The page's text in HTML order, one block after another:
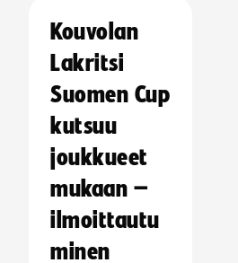
Kouvolan
Lakritsi
Suomen Cup
kutsuu
joukkueet
mukaan –
ilmoittautu
minen